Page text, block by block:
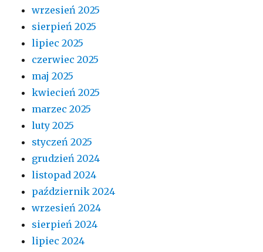
wrzesień 2025
sierpień 2025
lipiec 2025
czerwiec 2025
maj 2025
kwiecień 2025
marzec 2025
luty 2025
styczeń 2025
grudzień 2024
listopad 2024
październik 2024
wrzesień 2024
sierpień 2024
lipiec 2024